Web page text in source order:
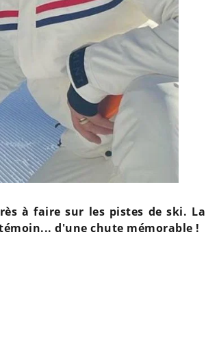
à faire sur les pistes de ski. La
d'une chute mémorable !